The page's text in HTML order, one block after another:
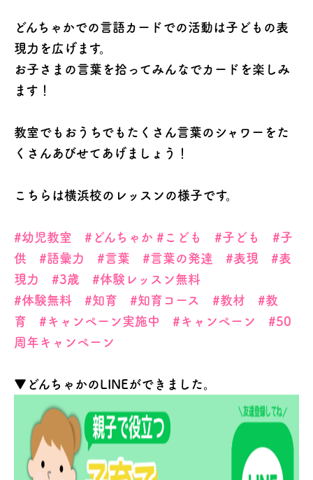
どんちゃかでの言語カードでの活動は子どもの表
現力を広げます。
お子さまの言葉を拾ってみんなでカードを楽しみ
ます！
教室でもおうちでもたくさん言葉のシャワーをた
くさんあびせてあげましょう！
こちらは横浜校のレッスンの様子です。
#幼児教室 #どんちゃか #こども #子ども
#子
供
#語彙力 #言葉 #言葉の発達 #表現
#表
現力
#3歳
#体験レッスン無料
#体験無料
#知育 #知育コース #教材
#教
育
#キャンペーン実施中 #キャンペーン
#50
周年キャンペーン
▼どんちゃかのLINEができました。